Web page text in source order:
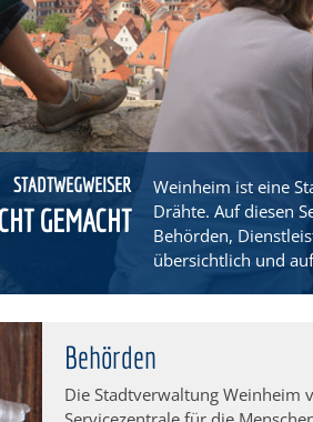
Weinheim ist eine
Drähte. Auf diesen
Behörden,
übersichtlich und
STADTWEGWEISER
GEMACHT
Behörden
Die Stadtverwaltung Weinheim